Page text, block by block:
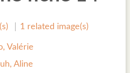
1 related image(s)
Valérie
Aline